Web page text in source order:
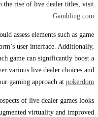
the rise of live dealer titles, visit
Gambling.com
.
assess elements such as game
user interface. Additionally,
game can significantly boost a
various live dealer choices and
gaming approach at pokerdom
of live dealer games looks
virtuality and improved